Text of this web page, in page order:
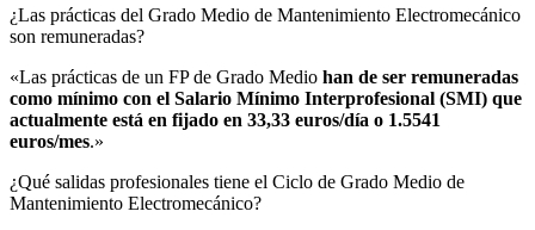
¿Las prácticas del Grado Medio de Mantenimiento Electromecánico
son remuneradas?​
«Las prácticas de un FP de Grado Medio han de ser remuneradas
como mínimo con el Salario Mínimo Interprofesional (SMI) que
actualmente está en fijado en 33,33 euros/día o 1.5541
euros/mes.»
¿Qué salidas profesionales tiene el Ciclo de Grado Medio de
Mantenimiento Electromecánico?​